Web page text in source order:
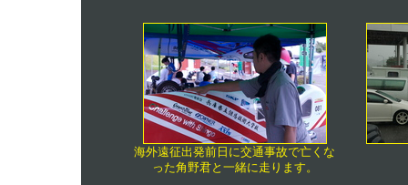
海外遠征出発前日に交通事故で亡くな
った角野君と一緒に走ります。